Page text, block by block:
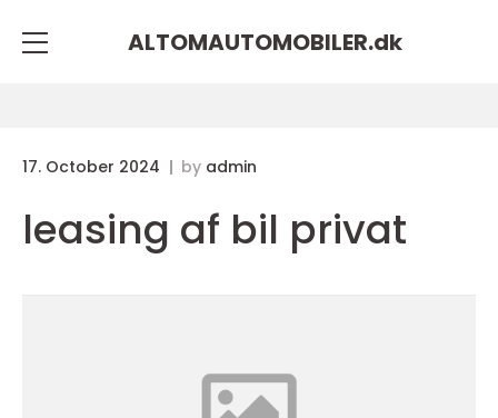
ALTOMAUTOMOBILER.dk
17. October 2024 by admin
leasing af bil privat